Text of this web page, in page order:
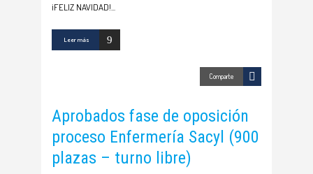
¡FELIZ NAVIDAD!
Leer más
Comparte
Aprobados fase de oposición
proceso Enfermería Sacyl (900
plazas – turno libre)